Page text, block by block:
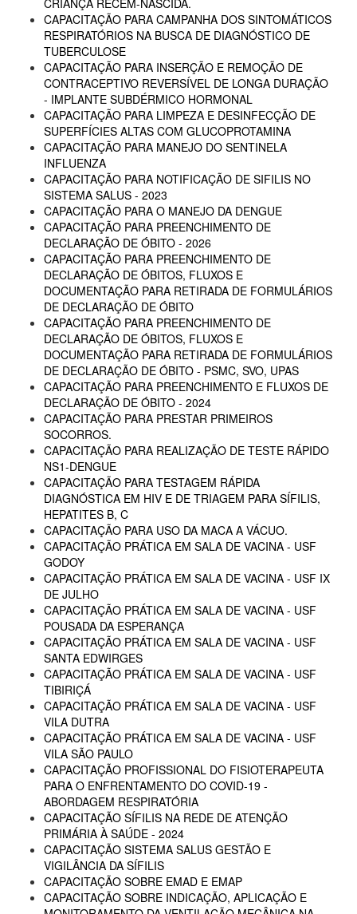
CRIANÇA RECÉM-NASCIDA.
CAPACITAÇÃO PARA CAMPANHA DOS SINTOMÁTICOS
RESPIRATÓRIOS NA BUSCA DE DIAGNÓSTICO DE
TUBERCULOSE
CAPACITAÇÃO PARA INSERÇÃO E REMOÇÃO DE
CONTRACEPTIVO REVERSÍVEL DE LONGA DURAÇÃO
- IMPLANTE SUBDÉRMICO HORMONAL
CAPACITAÇÃO PARA LIMPEZA E DESINFECÇÃO DE
SUPERFÍCIES ALTAS COM GLUCOPROTAMINA
CAPACITAÇÃO PARA MANEJO DO SENTINELA
INFLUENZA
CAPACITAÇÃO PARA NOTIFICAÇÃO DE SIFILIS NO
SISTEMA SALUS - 2023
CAPACITAÇÃO PARA O MANEJO DA DENGUE
CAPACITAÇÃO PARA PREENCHIMENTO DE
DECLARAÇÃO DE ÓBITO - 2026
CAPACITAÇÃO PARA PREENCHIMENTO DE
DECLARAÇÃO DE ÓBITOS, FLUXOS E
DOCUMENTAÇÃO PARA RETIRADA DE FORMULÁRIOS
DE DECLARAÇÃO DE ÓBITO
CAPACITAÇÃO PARA PREENCHIMENTO DE
DECLARAÇÃO DE ÓBITOS, FLUXOS E
DOCUMENTAÇÃO PARA RETIRADA DE FORMULÁRIOS
DE DECLARAÇÃO DE ÓBITO - PSMC, SVO, UPAS
CAPACITAÇÃO PARA PREENCHIMENTO E FLUXOS DE
DECLARAÇÃO DE ÓBITO - 2024
CAPACITAÇÃO PARA PRESTAR PRIMEIROS
SOCORROS.
CAPACITAÇÃO PARA REALIZAÇÃO DE TESTE RÁPIDO
NS1-DENGUE
CAPACITAÇÃO PARA TESTAGEM RÁPIDA
DIAGNÓSTICA EM HIV E DE TRIAGEM PARA SÍFILIS,
HEPATITES B, C
CAPACITAÇÃO PARA USO DA MACA A VÁCUO.
CAPACITAÇÃO PRÁTICA EM SALA DE VACINA - USF
GODOY
CAPACITAÇÃO PRÁTICA EM SALA DE VACINA - USF IX
DE JULHO
CAPACITAÇÃO PRÁTICA EM SALA DE VACINA - USF
POUSADA DA ESPERANÇA
CAPACITAÇÃO PRÁTICA EM SALA DE VACINA - USF
SANTA EDWIRGES
CAPACITAÇÃO PRÁTICA EM SALA DE VACINA - USF
TIBIRIÇÁ
CAPACITAÇÃO PRÁTICA EM SALA DE VACINA - USF
VILA DUTRA
CAPACITAÇÃO PRÁTICA EM SALA DE VACINA - USF
VILA SÃO PAULO
CAPACITAÇÃO PROFISSIONAL DO FISIOTERAPEUTA
PARA O ENFRENTAMENTO DO COVID-19 -
ABORDAGEM RESPIRATÓRIA
CAPACITAÇÃO SÍFILIS NA REDE DE ATENÇÃO
PRIMÁRIA À SAÚDE - 2024
CAPACITAÇÃO SISTEMA SALUS GESTÃO E
VIGILÂNCIA DA SÍFILIS
CAPACITAÇÃO SOBRE EMAD E EMAP
CAPACITAÇÃO SOBRE INDICAÇÃO, APLICAÇÃO E